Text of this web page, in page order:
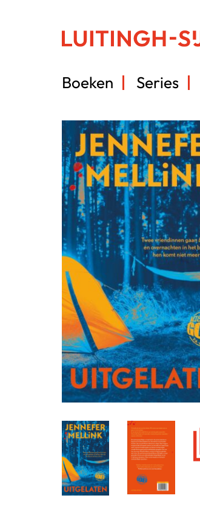
Boeken Series